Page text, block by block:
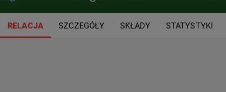
RELACJA SZCZEGÓŁY SKŁADY STATYSTYKI